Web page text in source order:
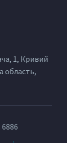
1, Кривий
область,
6886